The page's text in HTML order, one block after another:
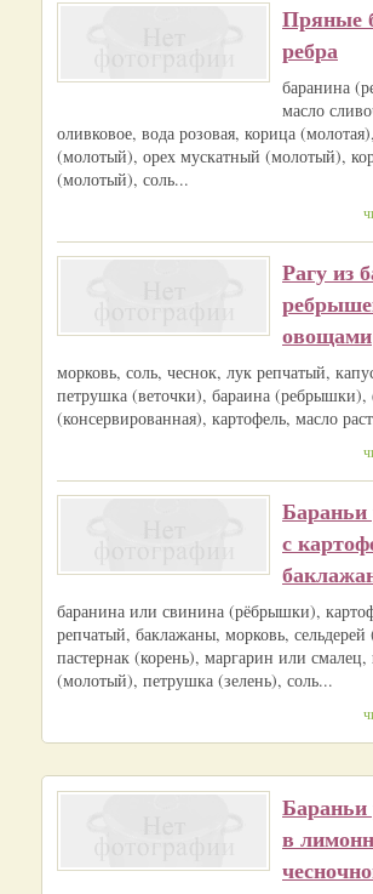
Пряные
ребра
баранина
масло
оливковое, вода розовая, корица
(молотый), орех мускатный (молотый),
(молотый), соль...
Рагу из
овощами
морковь, соль, чеснок, лук репчатый,
петрушка (веточки), бараина (ребрышки),
(консервированная), картофель, масло
с
баранина или свинина (рёбрышки),
репчатый, баклажаны, морковь, сельдерей
пастернак (корень), маргарин или
(молотый), петрушка (зелень), соль...
в